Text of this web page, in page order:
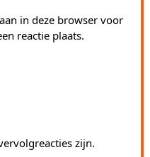
in deze browser voor
reactie plaats.
zijn.